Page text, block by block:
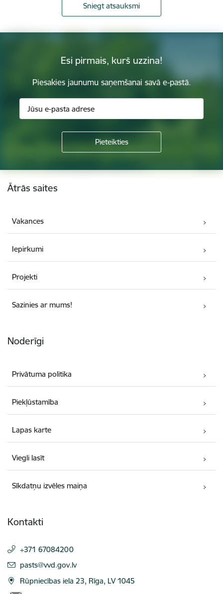
Sniegt atsauksmi
Esi pirmais, kurš uzzina!
Piesakies jaunumu saņemšanai savā e-pastā.
Kājene
Ātrās saites
Vakances
Iepirkumi
Projekti
Sazinies ar mums!
Noderīgi
Privātuma politika
Piekļūstamība
Lapas karte
Viegli lasīt
Sīkdatņu izvēles maiņa
Kontakti
+371 67084200
E-pasts:
pasts@vvd.gov.lv
Rūpniecības iela 23, Rīga, LV 1045